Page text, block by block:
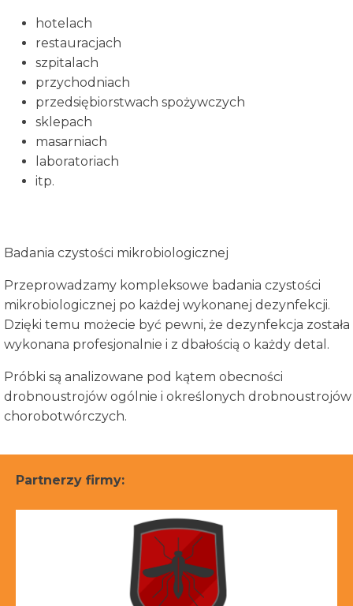
hotelach
restauracjach
szpitalach
przychodniach
przedsiębiorstwach spożywczych
sklepach
masarniach
laboratoriach
itp.
Badania czystości mikrobiologicznej
Przeprowadzamy kompleksowe badania czystości
mikrobiologicznej po każdej wykonanej dezynfekcji.
Dzięki temu możecie być pewni, że dezynfekcja została
wykonana profesjonalnie i z dbałością o każdy detal.
Próbki są analizowane pod kątem obecności
drobnoustrojów ogólnie i określonych drobnoustrojów
chorobotwórczych.
Partnerzy firmy: